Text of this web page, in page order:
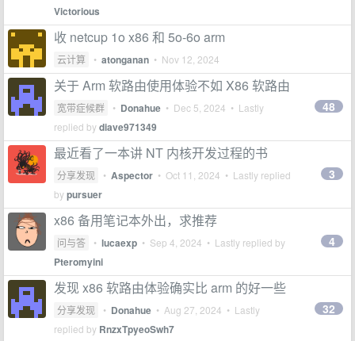
Victorious
收 netcup 1o x86 和 5o-6o arm
云计算 • atonganan • Nov 12, 2024
关于 Arm 软路由使用体验不如 X86 软路由
宽带症候群 • Donahue • Dec 5, 2024 • Lastly
replied bydiave971349
48
最近看了一本讲 NT 内核开发过程的书
分享发现 • Aspector • Oct 11, 2024 • Lastly replied
bypursuer
3
x86 备用笔记本外出，求推荐
问与答 • lucaexp • Sep 4, 2024 • Lastly replied by
Pteromyini
4
发现 x86 软路由体验确实比 arm 的好一些
分享发现 • Donahue • Aug 27, 2024 • Lastly
replied by RnzxTpyeoSwh7
32